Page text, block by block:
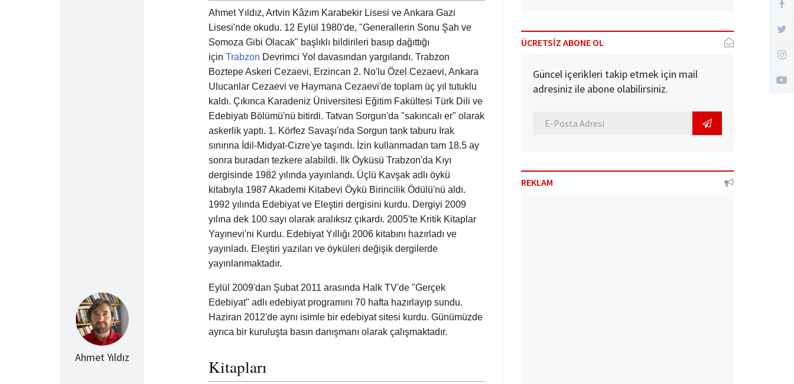
Ahmet Yıldız
Ahmet Yıldız, Artvin Kâzım Karabekir Lisesi ve Ankara Gazi
Lisesi'nde okudu. 12 Eylül 1980'de, "Generallerin Sonu Şah ve
Somoza Gibi Olacak" başlıklı bildirileri basıp dağıttığı
için Trabzon Devrimci Yol davasından yargılandı. Trabzon
Boztepe Askeri Cezaevi, Erzincan 2. No'lu Özel Cezaevi, Ankara
Ulucanlar Cezaevi ve Haymana Cezaevi'de toplam üç yıl tutuklu
kaldı. Çıkınca Karadeniz Üniversitesi Eğitim Fakültesi Türk Dili ve
Edebiyatı Bölümü'nü bitirdi. Tatvan Sorgun'da "sakıncalı er" olarak
askerlik yaptı. 1. Körfez Savaşı'nda Sorgun tank taburu Irak
sınırına İdil-Midyat-Cizre'ye taşındı. İzin kullanmadan tam 18.5 ay
sonra buradan tezkere alabildi. İlk Öyküsü Trabzon'da Kıyı
dergisinde 1982 yılında yayınlandı. Üçlü Kavşak adlı öykü
kitabıyla 1987 Akademi Kitabevi Öykü Birincilik Ödülü'nü aldı.
1992 yılında Edebiyat ve Eleştiri dergisini kurdu. Dergiyi 2009
yılına dek 100 sayı olarak aralıksız çıkardı. 2005'te Kritik Kitaplar
Yayınevi'ni Kurdu. Edebiyat Yıllığı 2006 kitabını hazırladı ve
yayınladı. Eleştiri yazıları ve öyküleri değişik dergilerde
yayınlanmaktadır.
Eylül 2009'dan Şubat 2011 arasında Halk TV'de "Gerçek
Edebiyat" adlı edebiyat programını 70 hafta hazırlayıp sundu.
Haziran 2012'de aynı isimle bir edebiyat sitesi kurdu. Günümüzde
ayrıca bir kuruluşta basın danışmanı olarak çalışmaktadır.
Kitapları
ÜCRETSİZ ABONE OL
Güncel içerikleri takip etmek için mail
adresiniz ile abone olabilirsiniz.
REKLAM